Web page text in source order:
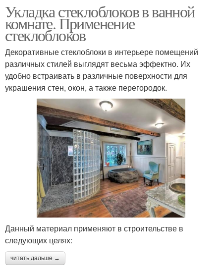
Укладка стеклоблоков в ванной
комнате. Применение
стеклоблоков
Декоративные стеклоблоки в интерьере помещений
различных стилей выглядят весьма эффектно. Их
удобно встраивать в различные поверхности для
украшения стен, окон, а также перегородок.
Данный материал применяют в строительстве в
следующих целях:
читать дальше →